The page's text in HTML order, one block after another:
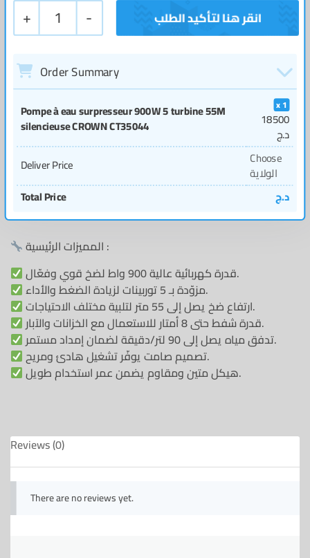
+ 1 -
Order Summary
Pompe à eau surpresseur 900W 5 turbine 55M
silencieuse CROWN CT35044
1
18500
د.ج
Deliver Price
Choose
الولاية
Total Price
د.ج
المميزات الرئيسية :
قدرة كهربائية عالية 900 واط لضخ قوي وفعّال.
مزوّدة بـ 5 توربينات لزيادة الضغط والأداء.
ارتفاع ضخ يصل إلى 55 متر لتلبية مختلف الاحتياجات.
قدرة شفط حتى 8 أمتار للاستعمال مع الخزانات والآبار.
تدفق مياه يصل إلى 90 لتر/دقيقة لضمان إمداد مستمر.
تصميم صامت يوفّر تشغيل هادئ ومريح.
هيكل متين ومقاوم يضمن عمر استخدام طويل.
Reviews (0)
There are no reviews yet.